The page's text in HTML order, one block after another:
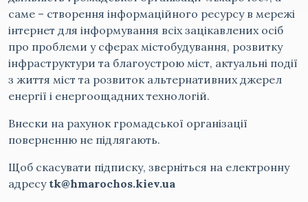
саме – створення інформаційного ресурсу в мережі
інтернет для інформування всіх зацікавлених осіб
про проблеми у сферах містобудування, розвитку
інфраструктури та благоустрою міст, актуальні події
з життя міст та розвиток альтернативних джерел
енергії і енергоощадних технологій.
Внески на рахунок громадської організації
поверненню не підлягають.
Щоб скасувати підписку, зверніться на електронну
адресу tk@hmarochos.kiev.ua